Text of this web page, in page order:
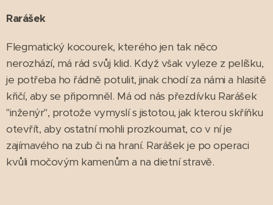
Rarášek
Flegmatický kocourek, kterého jen tak něco
nerozhází, má rád svůj klid. Když však vyleze z pelíšku,
je potřeba ho řádně potulit, jinak chodí za námi a hlasitě
křičí, aby se připomněl. Má od nás přezdívku Rarášek
"inženýr", protože vymyslí s jistotou, jak kterou skříňku
otevřít, aby ostatní mohli prozkoumat, co v ní je
zajímavého na zub či na hraní. Rarášek je po operaci
kvůli močovým kamenům a na dietní stravě.